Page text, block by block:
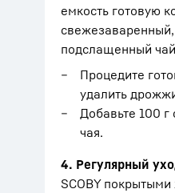
емкость готовую
подслащенный
Процедите
удалить
Добавьте 100 г
чая.
4. Регулярный
SCOBY